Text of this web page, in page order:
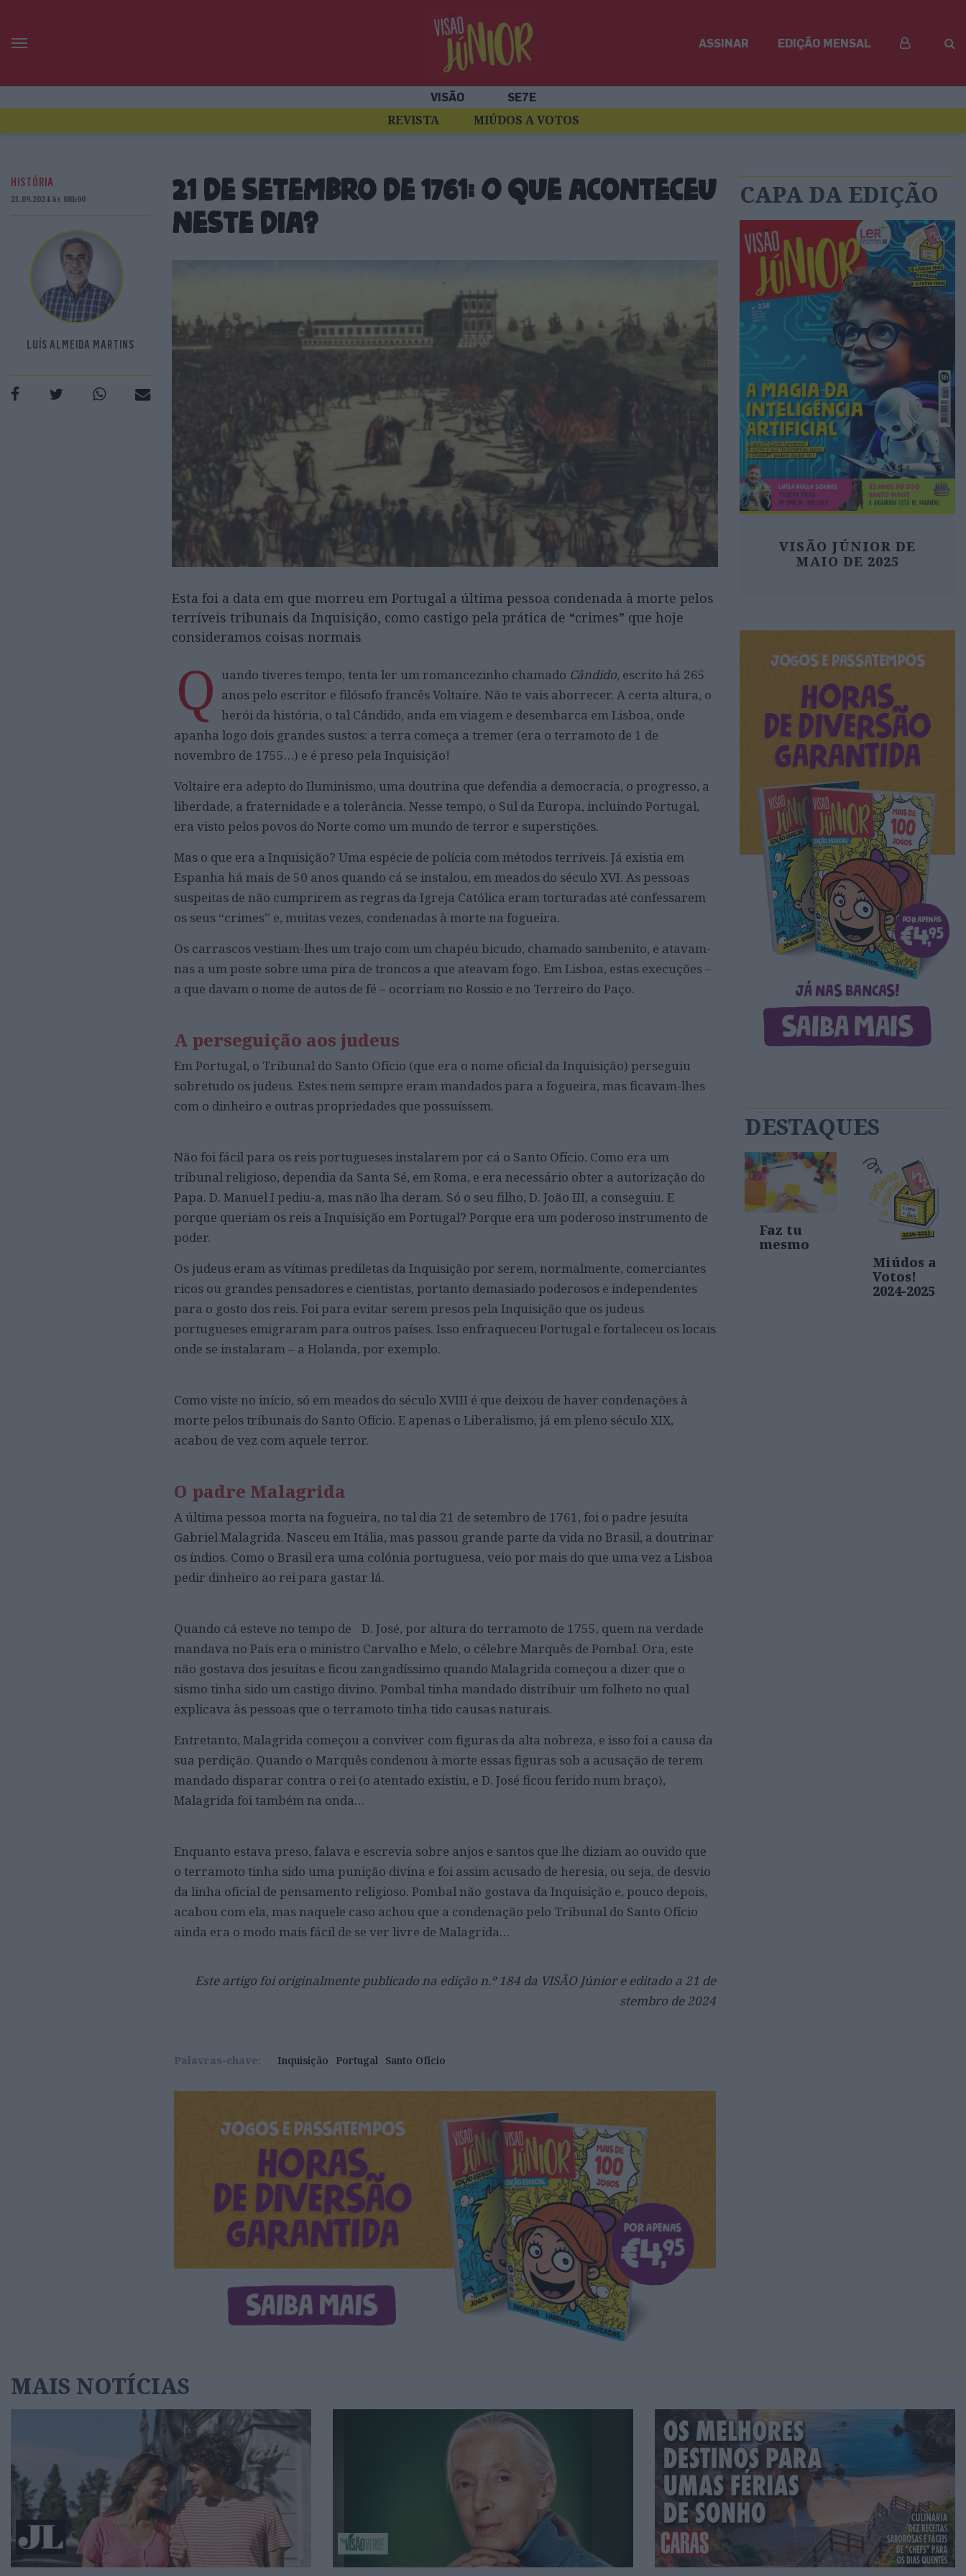
ASSINAR EDIÇÃO MENSAL
VISÃO SE7E
REVISTA MIÚDOS A VOTOS
HISTÓRIA
21.09.2024 às 08h00
LUÍS ALMEIDA MARTINS
21 de setembro de 1761: O que aconteceu
neste dia?
Esta foi a data em que morreu em Portugal a última pessoa condenada à morte pelos
terríveis tribunais da Inquisição, como castigo pela prática de “crimes” que hoje
consideramos coisas normais
Q uando tiveres tempo, tenta ler um romancezinho chamado Cândido, escrito há 265
anos pelo escritor e filósofo francês Voltaire. Não te vais aborrecer. A certa altura, o
herói da história, o tal Cândido, anda em viagem e desembarca em Lisboa, onde
apanha logo dois grandes sustos: a terra começa a tremer (era o terramoto de 1 de
novembro de 1755…) e é preso pela Inquisição!
Voltaire era adepto do Iluminismo, uma doutrina que defendia a democracia, o progresso, a
liberdade, a fraternidade e a tolerância. Nesse tempo, o Sul da Europa, incluindo Portugal,
era visto pelos povos do Norte como um mundo de terror e superstições.
Mas o que era a Inquisição? Uma espécie de polícia com métodos terríveis. Já existia em
Espanha há mais de 50 anos quando cá se instalou, em meados do século XVI. As pessoas
suspeitas de não cumprirem as regras da Igreja Católica eram torturadas até confessarem
os seus “crimes” e, muitas vezes, condenadas à morte na fogueira.
Os carrascos vestiam-lhes um trajo com um chapéu bicudo, chamado sambenito, e atavam-
nas a um poste sobre uma pira de troncos a que ateavam fogo. Em Lisboa, estas execuções –
a que davam o nome de autos de fé – ocorriam no Rossio e no Terreiro do Paço.
A perseguição aos judeus
Em Portugal, o Tribunal do Santo Ofício (que era o nome oficial da Inquisição) perseguiu
sobretudo os judeus. Estes nem sempre eram mandados para a fogueira, mas ficavam-lhes
com o dinheiro e outras propriedades que possuíssem.
Não foi fácil para os reis portugueses instalarem por cá o Santo Ofício. Como era um
tribunal religioso, dependia da Santa Sé, em Roma, e era necessário obter a autorização do
Papa. D. Manuel I pediu-a, mas não lha deram. Só o seu filho, D. João III, a conseguiu. E
porque queriam os reis a Inquisição em Portugal? Porque era um poderoso instrumento de
poder.
Os judeus eram as vítimas prediletas da Inquisição por serem, normalmente, comerciantes
ricos ou grandes pensadores e cientistas, portanto demasiado poderosos e independentes
para o gosto dos reis. Foi para evitar serem presos pela Inquisição que os judeus
portugueses emigraram para outros países. Isso enfraqueceu Portugal e fortaleceu os locais
onde se instalaram – a Holanda, por exemplo.
Como viste no início, só em meados do século XVIII é que deixou de haver condenações à
morte pelos tribunais do Santo Ofício. E apenas o Liberalismo, já em pleno século XIX,
acabou de vez com aquele terror.
O padre Malagrida
A última pessoa morta na fogueira, no tal dia 21 de setembro de 1761, foi o padre jesuíta
Gabriel Malagrida. Nasceu em Itália, mas passou grande parte da vida no Brasil, a doutrinar
os índios. Como o Brasil era uma colónia portuguesa, veio por mais do que uma vez a Lisboa
pedir dinheiro ao rei para gastar lá.
Quando cá esteve no tempo de D. José, por altura do terramoto de 1755, quem na verdade
mandava no País era o ministro Carvalho e Melo, o célebre Marquês de Pombal. Ora, este
não gostava dos jesuítas e ficou zangadíssimo quando Malagrida começou a dizer que o
sismo tinha sido um castigo divino. Pombal tinha mandado distribuir um folheto no qual
explicava às pessoas que o terramoto tinha tido causas naturais.
Entretanto, Malagrida começou a conviver com figuras da alta nobreza, e isso foi a causa da
sua perdição. Quando o Marquês condenou à morte essas figuras sob a acusação de terem
mandado disparar contra o rei (o atentado existiu, e D. José ficou ferido num braço),
Malagrida foi também na onda…
Enquanto estava preso, falava e escrevia sobre anjos e santos que lhe diziam ao ouvido que
o terramoto tinha sido uma punição divina e foi assim acusado de heresia, ou seja, de desvio
da linha oficial de pensamento religioso. Pombal não gostava da Inquisição e, pouco depois,
acabou com ela, mas naquele caso achou que a condenação pelo Tribunal do Santo Ofício
ainda era o modo mais fácil de se ver livre de Malagrida…
Este artigo foi originalmente publicado na edição n.º 184 da VISÃO Júnior e editado a 21 de
stembro de 2024
Palavras-chave: Inquisição Portugal Santo Ofício
CAPA DA EDIÇÃO
VISÃO JÚNIOR DE
MAIO DE 2025
DESTAQUES
Faz tu
mesmo
Miúdos a
Votos!
2024-2025
MAIS NOTÍCIAS